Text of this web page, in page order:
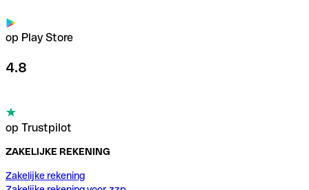
op Play Store
4.8
op Trustpilot
ZAKELIJKE REKENING
Zakelijke rekening